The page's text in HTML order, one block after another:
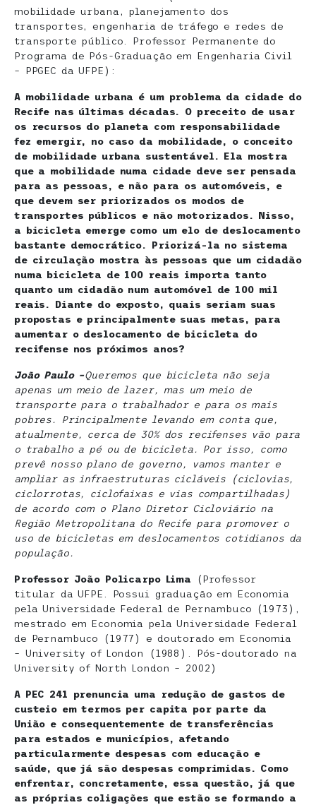
mobilidade urbana, planejamento dos
transportes, engenharia de tráfego e redes de
transporte público. Professor Permanente do
Programa de Pós-Graduação em Engenharia Civil
– PPGEC da UFPE):
A mobilidade urbana é um problema da cidade do
Recife nas últimas décadas. O preceito de usar
os recursos do planeta com responsabilidade
fez emergir, no caso da mobilidade, o conceito
de mobilidade urbana sustentável. Ela mostra
que a mobilidade numa cidade deve ser pensada
para as pessoas, e não para os automóveis, e
que devem ser priorizados os modos de
transportes públicos e não motorizados. Nisso,
a bicicleta emerge como um elo de deslocamento
bastante democrático. Priorizá-la no sistema
de circulação mostra às pessoas que um cidadão
numa bicicleta de 100 reais importa tanto
quanto um cidadão num automóvel de 100 mil
reais. Diante do exposto, quais seriam suas
propostas e principalmente suas metas, para
aumentar o deslocamento de bicicleta do
recifense nos próximos anos?
João Paulo –Queremos que bicicleta não seja
apenas um meio de lazer, mas um meio de
transporte para o trabalhador e para os mais
pobres. Principalmente levando em conta que,
atualmente, cerca de 30% dos recifenses vão para
o trabalho a pé ou de bicicleta. Por isso, como
prevê nosso plano de governo, vamos manter e
ampliar as infraestruturas cicláveis (ciclovias,
ciclorrotas, ciclofaixas e vias compartilhadas)
de acordo com o Plano Diretor Cicloviário na
Região Metropolitana do Recife para promover o
uso de bicicletas em deslocamentos cotidianos da
população.
Professor João Policarpo Lima
(Professor
titular da UFPE. Possui graduação em Economia
pela Universidade Federal de Pernambuco (1973),
mestrado em Economia pela Universidade Federal
de Pernambuco (1977) e doutorado em Economia
– University of London (1988). Pós-doutorado na
University of North London – 2002)
A PEC 241 prenuncia uma redução de gastos de
custeio em termos per capita por parte da
União e consequentemente de transferências
para estados e municípios, afetando
particularmente despesas com educação e
saúde, que já são despesas comprimidas. Como
enfrentar, concretamente, essa questão, já que
as próprias coligações que estão se formando a